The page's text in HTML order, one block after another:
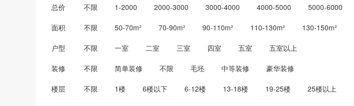
总价 不限 1-2000 2000-3000 3000-4000 4000-5000 5000-6000
10000-15000
面积 不限 50-70m² 70-90m² 90-110m² 110-130m² 130-150m²
户型 不限 一室 二室 三室 四室 五室 五室以上
装修 不限 简单装修 不限 毛坯 中等装修 豪华装修
楼层 不限 1楼 6楼以下 6-12楼 13-18楼 19-25楼 25楼以上